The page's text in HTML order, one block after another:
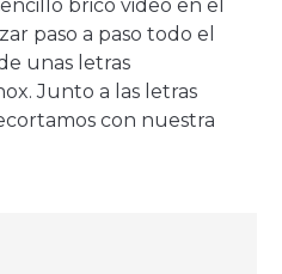
brico video en el
paso a paso todo el
unas letras
Junto a las letras
con nuestra